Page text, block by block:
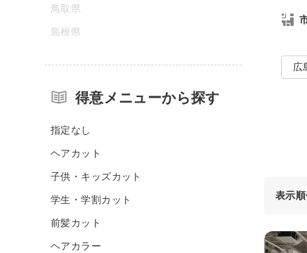
広
表示
鳥取県
島根県
得意メニューから探す
指定なし
ヘアカット
子供・キッズカット
学生・学割カット
前髪カット
ヘアカラー